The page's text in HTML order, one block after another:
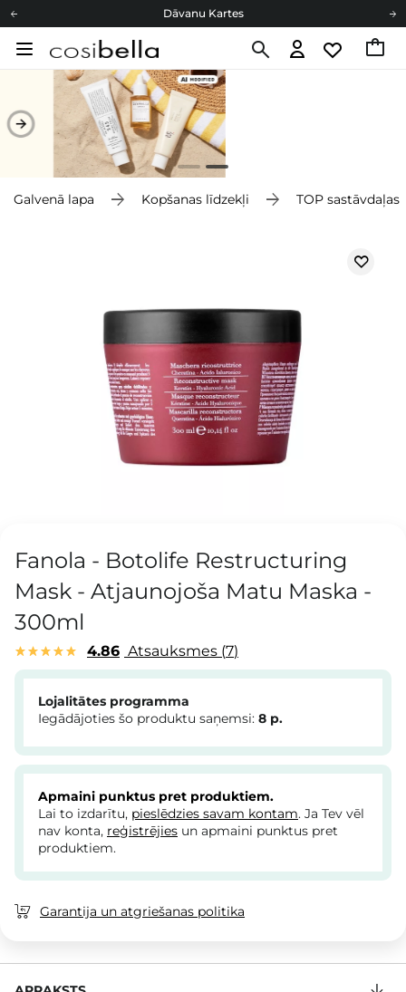
Dāvanu Kartes
Cosibella lojalitātes programma
Dāvanu Kartes
Galvenā lapa Kopšanas līdzekļi TOP sastāvdaļas
Fanola - Botolife Restructuring
Mask - Atjaunojoša Matu Maska -
300ml
4.86 Atsauksmes 7
Lojalitātes programma
Iegādājoties šo produktu saņemsi: 8 p.
Apmaini punktus pret produktiem.
Lai to izdarītu, pieslēdzies savam kontam. Ja Tev vēl
nav konta, reģistrējies un apmaini punktus pret
produktiem.
Garantija un atgriešanas politika